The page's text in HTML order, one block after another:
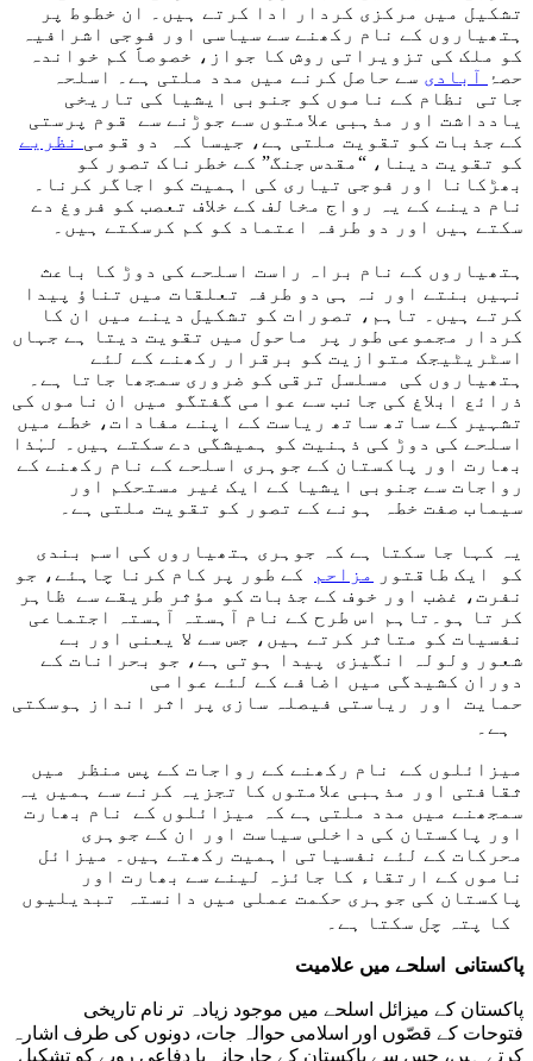
تشکیل میں مرکزی کردار ادا کرتے ہیں۔ ان خطوط پر
ہتھیاروں کے نام رکھنے سے سیاسی اور فوجی اشرافیہ
کو ملک کی تزویراتی روش کا جواز، خصوصاََ کم خواندہ
حصۂ آبادی سے حاصل کرنے میں مدد ملتی ہے۔ اسلحہ
جاتی نظام کے ناموں کو جنوبی ایشیا کی تاریخی
یادداشت اور مذہبی علامتوں سے جوڑنے سے قوم پرستی
کے جذبات کو تقویت ملتی ہے، جیسا کہ دو قومی نظریے
کو تقویت دینا، “مقدس جنگ” کے خطرناک تصور کو
بھڑکانا اور فوجی تیاری کی اہمیت کو اجاگر کرنا۔
نام دینے کے یہ رواج مخالف کے خلاف تعصب کو فروغ دے
سکتے ہیں اور دو طرفہ اعتماد کو کم کرسکتے ہیں۔
نہیں بنتے اور نہ ہی دو طرفہ تعلقات میں تناؤ پیدا
کرتے ہیں۔ تاہم، تصورات کو تشکیل دینے میں ان کا
کردار مجموعی طور پر ماحول میں تقویت دیتا ہے جہاں
اسٹریٹیجک متوازیت کو برقرار رکھنے کے لئے
ہتھیاروں کی مسلسل ترقی کو ضروری سمجھا جاتا ہے۔
ذرائع ابلاغ کی جانب سے عوامی گفتگو میں ان ناموں کی
تشہیر کے ساتھ ساتھ ریاست کے اپنے مفادات، خطے میں
اسلحے کی دوڑ کی ذہنیت کو ہمیشگی دے سکتے ہیں۔ لہٰذا
بھارت اور پاکستان کے جوہری اسلحے کے نام رکھنے کے
رواجات سے جنوبی ایشیا کے ایک غیر مستحکم اور
سیماب صفت خطہ ہونے کے تصور کو تقویت ملتی ہے۔
کو ایک طاقتور
مزاحم
کے طور پر کام کرنا چاہئے، جو
نفرت، غضب اور خوف کے جذبات کو مؤثر طریقے سے ظاہر
کر تا ہو۔تاہم اس طرح کے نام آہستہ آہستہ اجتماعی
نفسیات کو متاثر کرتے ہیں، جس سے لا یعنی اور بے
شعور ولولہ انگیزی پیدا ہوتی ہے، جو بحرانات کے
دوران کشیدگی میں اضافے کے لئے عوامی
حمایت اور ریاستی فیصلہ سازی پر اثر انداز ہوسکتی
میزائلوں کے نام رکھنے کے رواجات کے پس منظر میں
ثقافتی اور مذہبی علامتوں کا تجزیہ کرنے سے ہمیں یہ
سمجھنے میں مدد ملتی ہے کہ میزائلوں کے نام بھارت
اور پاکستان کی داخلی سیاست اور ان کے جوہری
محرکات کے لئے نفسیاتی اہمیت رکھتے ہیں۔ میزائل
ناموں کے ارتقاء کا جائزہ لینے سے بھارت اور
پاکستان کی جوہری حکمت عملی میں دانستہ تبدیلیوں
پاکستانی اسلحے میں علامیت
فتوحات کے قصّوں اور اسلامی حوالہ جات، دونوں کی طرف اشارہ
کرتے ہیں، جس سے پاکستان کے جارحانہ یا دفاعی رویے کو تشکیل